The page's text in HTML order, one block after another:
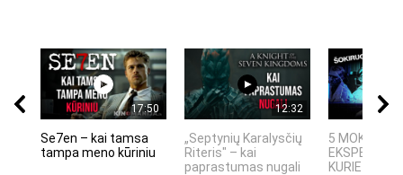
17:50
Se7en – kai tamsa
tampa meno kūriniu
12:32
„Septynių Karalysčių
Riteris" – kai
paprastumas nugali
5 MOKSLINIAI
KURIE